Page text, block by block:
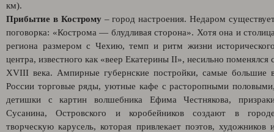
км).
Прибытие в Кострому– город настроения. Недаром
поговорка: «Кострома — блудливая сторона». Хотя она и
региона размером с Чехию, темп и ритм жизни
центра, известного как «веер Екатерины II», несильно поменялся
XVIII века. Ампирные губернские постройки, самые большие
России торговые ряды, уютные кафе с расторопными
детишки с картин волшебника Ефима Честнякова,
Сусанина, Островского и коробейников создают в
творческую карусель, которая привлекает поэтов, художников